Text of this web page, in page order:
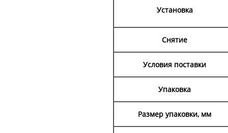
Установка
Снятие
Условия поставки
Упаковка
Размер упаковки, мм